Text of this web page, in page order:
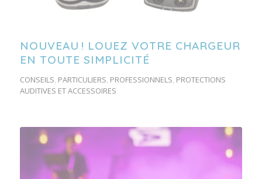
NOUVEAU ! LOUEZ VOTRE CHARGEUR
EN TOUTE SIMPLICITÉ
CONSEILS, PARTICULIERS, PROFESSIONNELS, PROTECTIONS
AUDITIVES ET ACCESSOIRES